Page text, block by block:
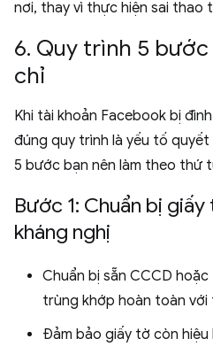
nơi, thay vì thực hiện sai thao
6. Quy trình 5
chỉ
Khi tài khoản Facebook bị
đúng quy trình là yếu tố
5 bước bạn nên làm theo thứ
Bước 1: Chuẩn bị
kháng nghị
Chuẩn bị sẵn CCCD
trùng khớp hoàn toàn
Đảm bảo giấy tờ còn